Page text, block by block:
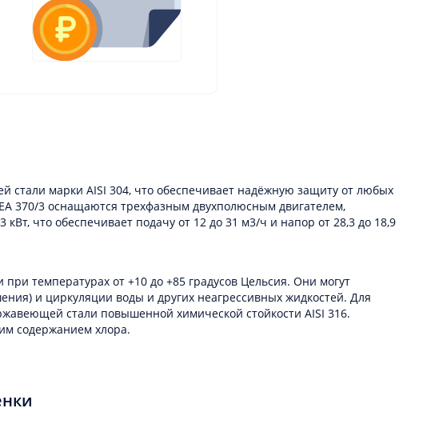
стали марки AISI 304, что обеспечивает надёжную защиту от любых
370/3 оснащаются трехфазным двухполюсным двигателем,
что обеспечивает подачу от 12 до 31 м3/ч и напор от 28,3 до 18,9
температурах от +10 до +85 градусов Цельсия. Они могут
и циркуляции воды и других неагрессивных жидкостей. Для
стали повышенной химической стойкости AISI 316.
содержанием хлора.